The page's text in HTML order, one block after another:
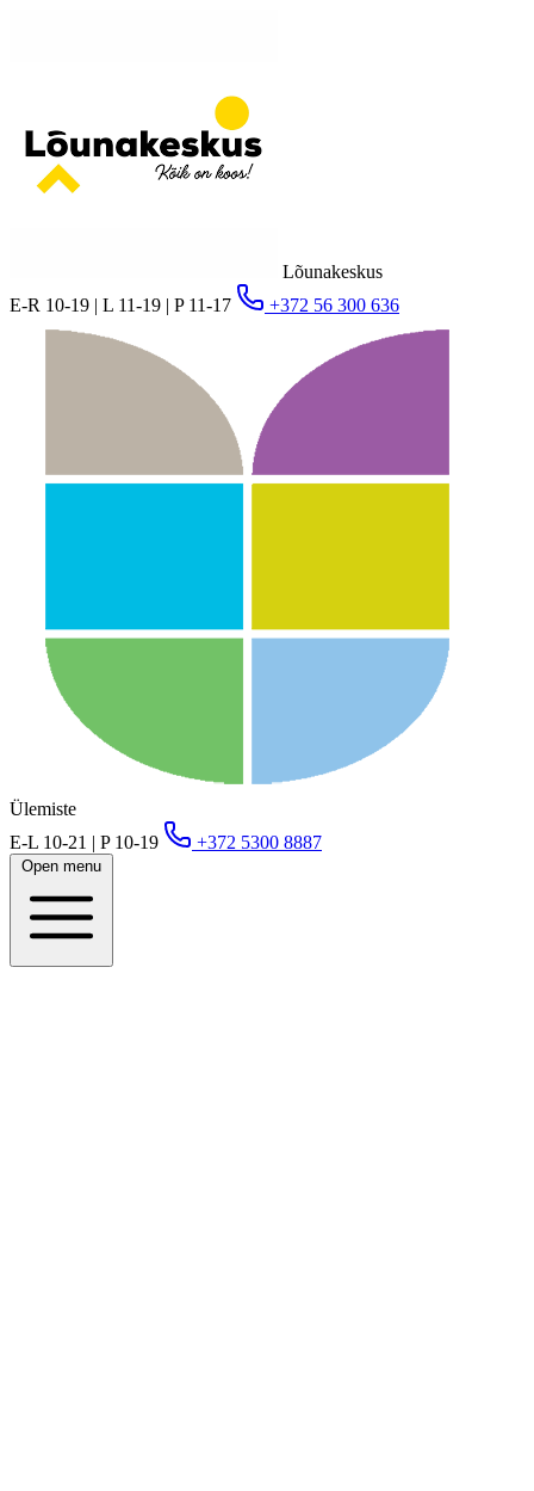
Lõunakeskus
E-R 10-19 | L 11-19 | P 11-17
+372 56 300 636
Ülemiste
E-L 10-21 | P 10-19
+372 5300 8887
Open menu